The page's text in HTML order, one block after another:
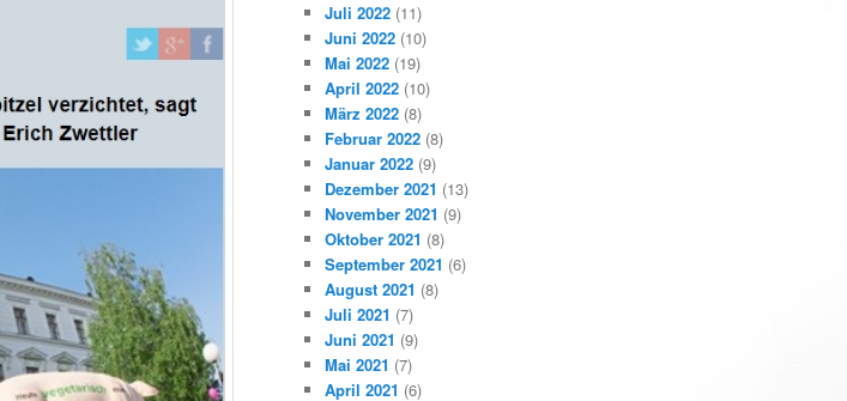
Juli 2022 (11)
Juni 2022 (10)
Mai 2022 (19)
April 2022 (10)
März 2022 (8)
Februar 2022 (8)
Januar 2022 (9)
Dezember 2021 (13)
November 2021 (9)
Oktober 2021 (8)
September 2021 (6)
August 2021 (8)
Juli 2021 (7)
Juni 2021 (9)
Mai 2021 (7)
April 2021 (6)